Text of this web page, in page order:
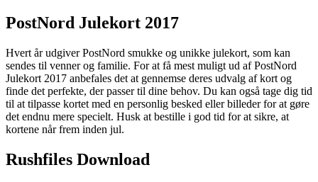
PostNord Julekort 2017
Hvert år udgiver PostNord smukke og unikke julekort, som kan
sendes til venner og familie. For at få mest muligt ud af PostNord
Julekort 2017 anbefales det at gennemse deres udvalg af kort og
finde det perfekte, der passer til dine behov. Du kan også tage dig tid
til at tilpasse kortet med en personlig besked eller billeder for at gøre
det endnu mere specielt. Husk at bestille i god tid for at sikre, at
kortene når frem inden jul.
Rushfiles Download